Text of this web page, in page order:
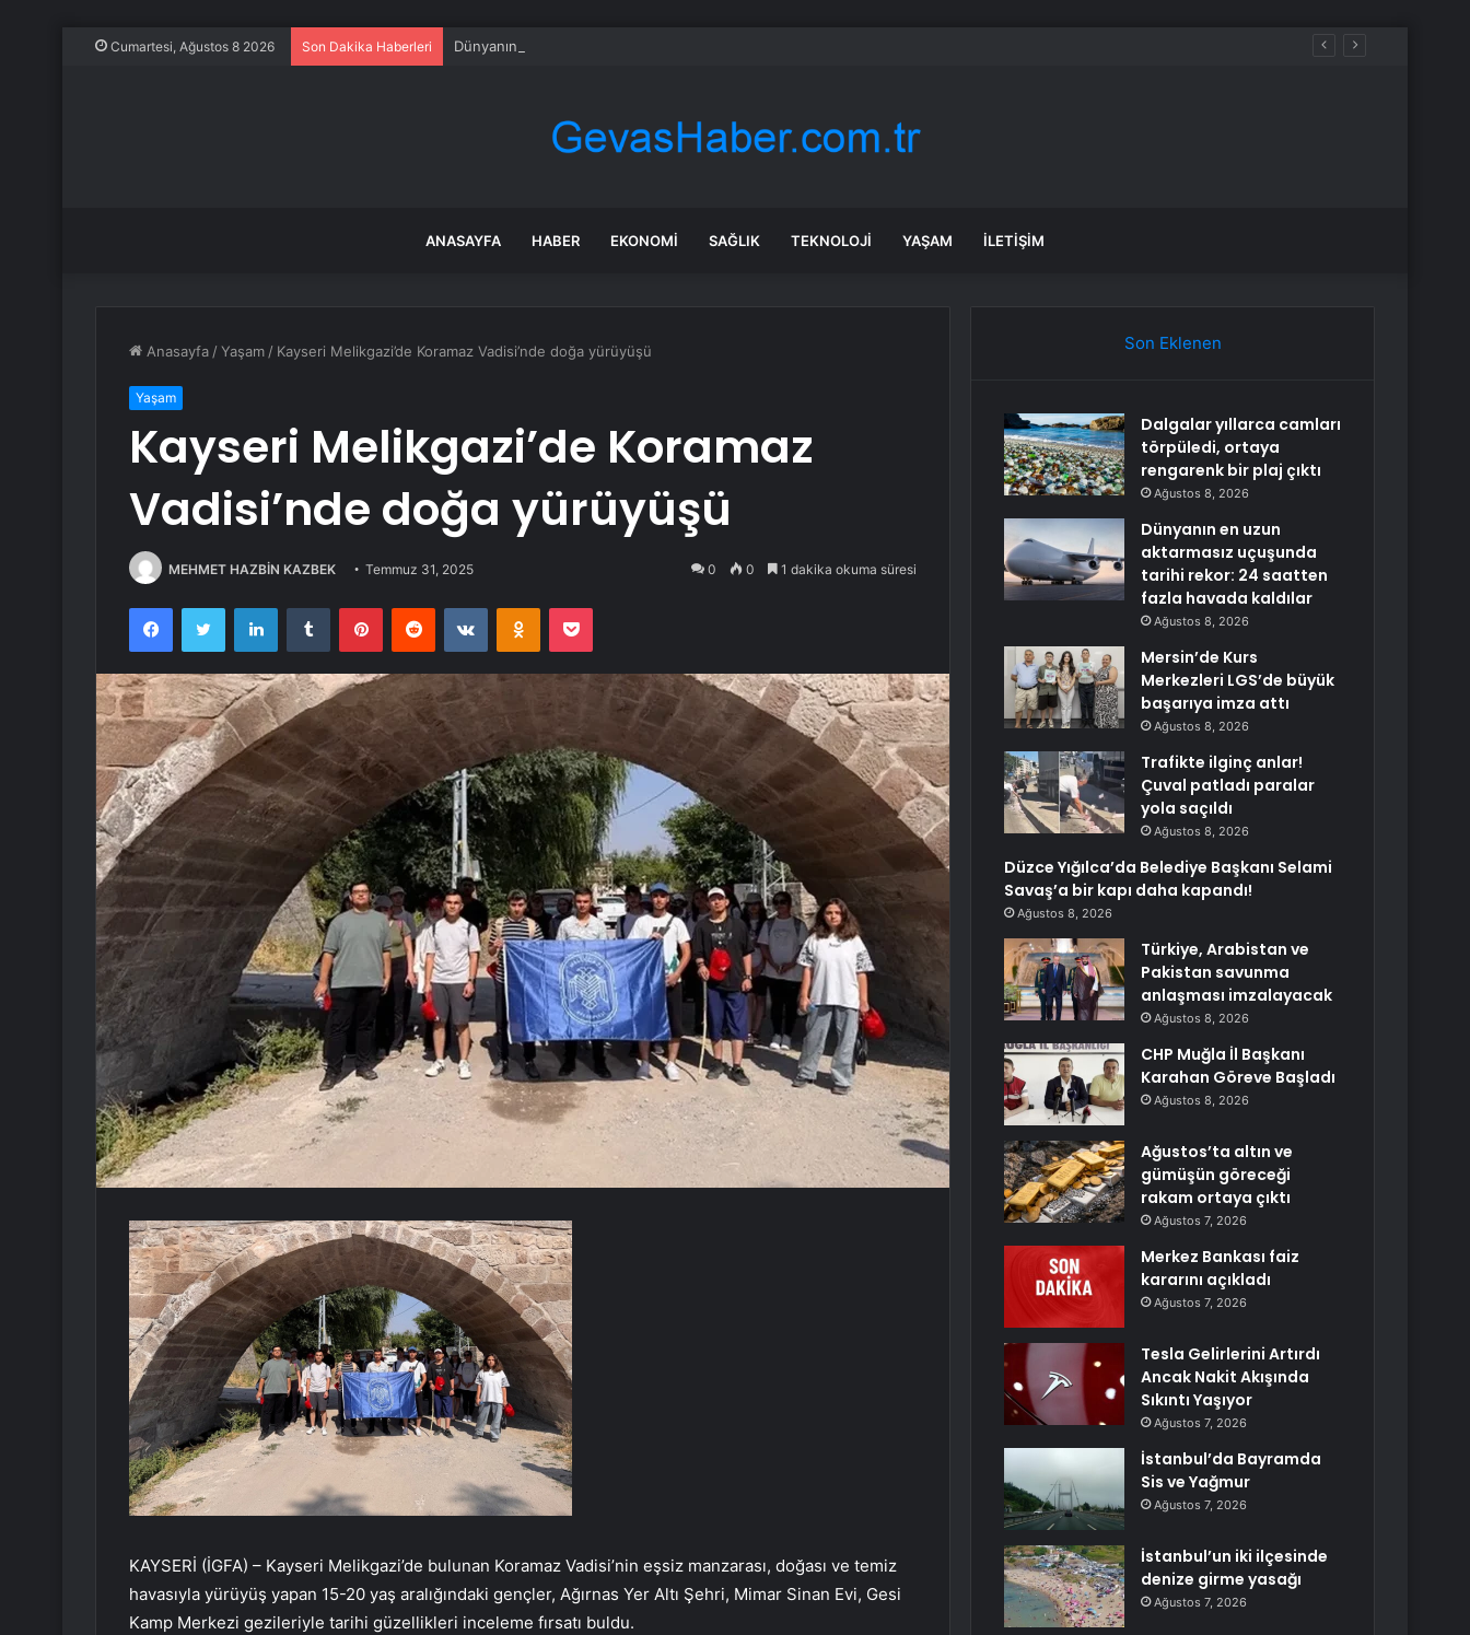
Cumartesi, Ağustos 8 2026 Son Dakika Haberleri Dünyanın en uzun aktarmasız uçuşunda tarihi rekor: 24 saatten fazla havada kaldılar
ANASAYFA HABER EKONOMI SAĞLIK TEKNOLOJI YAŞAM İLETIŞIM
Anasayfa /Yaşam / Kayseri Melikgazi’de Koramaz Vadisi’nde doğa yürüyüşü
Yaşam
Kayseri Melikgazi’de Koramaz
Vadisi’nde doğa yürüyüşü
MEHMET HAZBİN KAZBEK Temmuz 31, 2025 0 0 1 dakika okuma süresi
FacebookTwitter LinkedInTumblr PinterestReddit VKontakteOdnoklassniki
Pocket
KAYSERİ (İGFA) – Kayseri Melikgazi’de bulunan Koramaz Vadisi’nin eşsiz manzarası, doğası ve temiz
havasıyla yürüyüş yapan 15-20 yaş aralığındaki gençler, Ağırnas Yer Altı Şehri, Mimar Sinan Evi, Gesi
Kamp Merkezi gezileriyle tarihi güzellikleri inceleme fırsatı buldu.
Son Eklenen
Dalgalar yıllarca camları
törpüledi, ortaya
rengarenk bir plaj çıktı
Ağustos 8, 2026
Dünyanın en uzun
aktarmasız uçuşunda
tarihi rekor: 24 saatten
fazla havada kaldılar
Ağustos 8, 2026
Mersin’de Kurs
Merkezleri LGS’de büyük
başarıya imza attı
Ağustos 8, 2026
Trafikte ilginç anlar!
Çuval patladı paralar
yola saçıldı
Ağustos 8, 2026
Düzce Yığılca’da Belediye Başkanı Selami
Savaş’a bir kapı daha kapandı!
Ağustos 8, 2026
Türkiye, Arabistan ve
Pakistan savunma
anlaşması imzalayacak
Ağustos 8, 2026
CHP Muğla İl Başkanı
Karahan Göreve Başladı
Ağustos 8, 2026
Ağustos’ta altın ve
gümüşün göreceği
rakam ortaya çıktı
Ağustos 7, 2026
Merkez Bankası faiz
kararını açıkladı
Ağustos 7, 2026
Tesla Gelirlerini Artırdı
Ancak Nakit Akışında
Sıkıntı Yaşıyor
Ağustos 7, 2026
İstanbul’da Bayramda
Sis ve Yağmur
Ağustos 7, 2026
İstanbul’un iki ilçesinde
denize girme yasağı
Ağustos 7, 2026